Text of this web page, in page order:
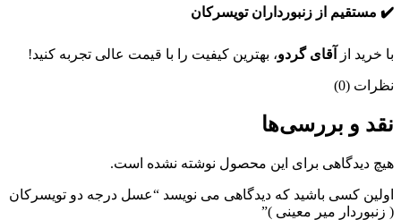
✔️ مستقیم از زنبورداران تویسرکان
با خرید از آقای گردو، بهترین کیفیت را با قیمت عالی تجربه کنید!
نظرات (0)
نقد و بررسی‌ها
هیچ دیدگاهی برای این محصول نوشته نشده است.
اولین کسی باشید که دیدگاهی می نویسد “عسل درجه دو تویسرکان
( زنبوردار میر معینی )”